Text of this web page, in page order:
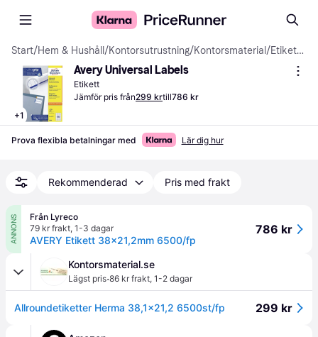
Start/Hem & Hushåll /Kontorsutrustning/Kontorsmaterial / Etiketter
+1
Avery Universal Labels
Etikett
Jämför pris från299 krtill786 kr
Prova flexibla betalningar med Lär dig hur
Rekommenderad Pris med frakt
ANNONS
Från Lyreco
79 kr frakt, 1-3 dagar
AVERY Etikett 38x21,2mm 6500/fp
786 kr
Kontorsmaterial.se
Lägst pris·86 kr frakt, 1-2 dagar
Allroundetiketter Herma 38,1x21,2 6500st/fp 299 kr